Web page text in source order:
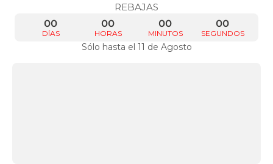
REBAJAS
DÍAS
00
HORAS
00
MINUTOS
00
SEGUNDOS
00
Sólo hasta el 11 de Agosto